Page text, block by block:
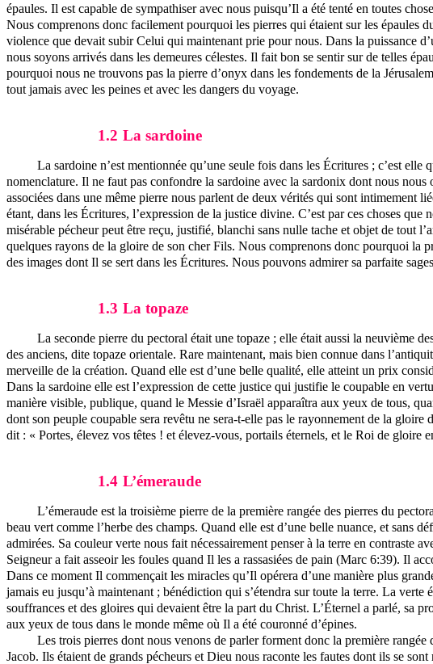
épaules. Il est capable de sympathiser avec nous puisqu’Il a été tenté en toutes
Nous comprenons donc facilement pourquoi les pierres qui étaient sur les épaules
violence que devait subir Celui qui maintenant prie pour nous. Dans la puissance
nous soyons arrivés dans les demeures célestes. Il fait bon se sentir sur de telles
pourquoi nous ne trouvons pas la pierre d’onyx dans les fondements de la
tout jamais avec les peines et avec les dangers du voyage.
1.2 La sardoine
La sardoine n’est mentionnée qu’une seule fois dans les Écritures ; c’est
nomenclature. Il ne faut pas confondre la sardoine avec la sardonix dont nous nous
associées dans une même pierre nous parlent de deux vérités qui sont intimement
étant, dans les Écritures, l’expression de la justice divine. C’est par ces choses
misérable pécheur peut être reçu, justifié, blanchi sans nulle tache et objet de tout
quelques rayons de la gloire de son cher Fils. Nous comprenons donc pourquoi la
des images dont Il se sert dans les Écritures. Nous pouvons admirer sa parfaite
1.3 La topaze
La seconde pierre du pectoral était une topaze ; elle était aussi la neuvième
des anciens, dite topaze orientale. Rare maintenant, mais bien connue dans
merveille de la création. Quand elle est d’une belle qualité, elle atteint un prix
Dans la sardoine elle est l’expression de cette justice qui justifie le coupable en
manière visible, publique, quand le Messie d’Israël apparaîtra aux yeux de tous,
dont son peuple coupable sera revêtu ne sera-t-elle pas le rayonnement de la
dit : « Portes, élevez vos têtes ! et élevez-vous, portails éternels, et le Roi de gloire
1.4 L’émeraude
L’émeraude est la troisième pierre de la première rangée des pierres du
beau vert comme l’herbe des champs. Quand elle est d’une belle nuance, et sans
admirées. Sa couleur verte nous fait nécessairement penser à la terre en contraste
Seigneur a fait asseoir les foules quand Il les a rassasiées de pain (Marc 6:39). Il
Dans ce moment Il commençait les miracles qu’Il opérera d’une manière plus
jamais eu jusqu’à maintenant ; bénédiction qui s’étendra sur toute la terre. La
souffrances et des gloires qui devaient être la part du Christ. L’Éternel a parlé, sa
aux yeux de tous dans le monde même où Il a été couronné d’épines.
Les trois pierres dont nous venons de parler forment donc la première
Jacob. Ils étaient de grands pécheurs et Dieu nous raconte les fautes dont ils se